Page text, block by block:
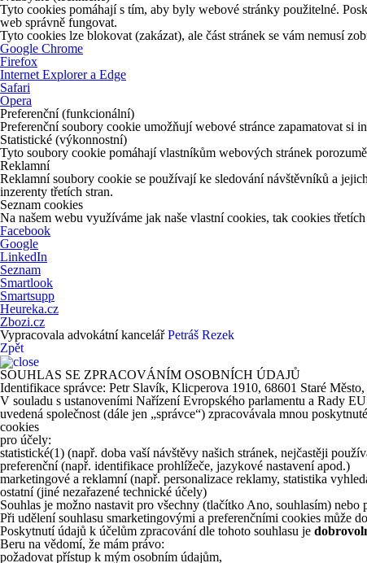
Tyto cookies pomáhají s tím, aby byly webové stránky použitelné.
web správně fungovat.
Tyto cookies lze blokovat (zakázat), ale část stránek se vám nemusí
Google Chrome
Firefox
Internet Explorer a Edge
Safari
Opera
Preferenční (funkcionální)
Preferenční soubory cookie umožňují webové stránce zapamatovat si
Statistické (výkonnostní)
Tyto soubory cookie pomáhají vlastníkům webových stránek
Reklamní
Reklamní soubory cookie se používají ke sledování návštěvníků a
inzerenty třetích stran.
Seznam cookies
Na našem webu využíváme jak naše vlastní cookies, tak cookies
Facebook
Google
LinkedIn
Seznam
Smartlook
Smartsupp
Heureka.cz
Zbozi.cz
Vypracovala advokátní kancelářPetráš Rezek
Zpět
SOUHLAS SE ZPRACOVÁNÍM OSOBNÍCH ÚDAJŮ
Identifikace správce: Petr Slavík, Klicperova 1910, 68601 Staré
V souladu s ustanoveními Nařízení Evropského parlamentu a Rady
uvedená společnost (dále jen „správce“) zpracovávala mnou
cookies
pro účely:
statistické(1) (např. doba vaší návštěvy našich stránek, nejčastěji
preferenční (např. identifikace prohlížeče, jazykové nastavení apod.)
marketingové a reklamní (např. personalizace reklamy, statistika
ostatní (jiné nezařazené technické účely)
Souhlas je možno nastavit pro všechny (tlačítko Ano, souhlasím)
Při udělení souhlasu smarketingovými a preferenčními cookies může
Poskytnutí údajů k účelům zpracování dle tohoto souhlasu je
Beru na vědomí, že mám právo:
požadovat přístup k mým osobním údajům,